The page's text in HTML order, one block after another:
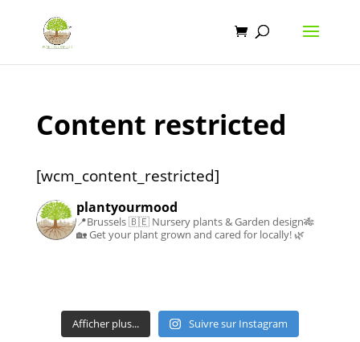
Content restricted
[wcm_content_restricted]
plantyourmood
📍Brussels 🇧🇪 Nursery plants & Garden design🎋
🏡Get your plant grown and cared for locally! 🌿
Afficher plus... Suivre sur Instagram